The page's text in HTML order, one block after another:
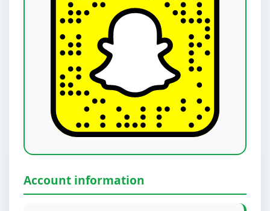
Account information